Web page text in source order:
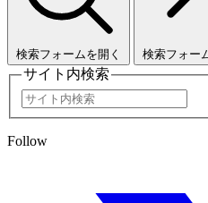
検索フォームを開く 検索フォー
サイト内検索
Follow